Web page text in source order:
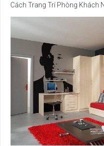
Cách Trang Trí Phòng Khách